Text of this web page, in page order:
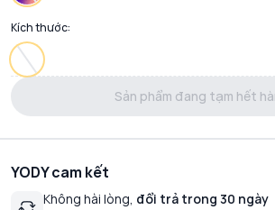
Kích thước:
Sản phẩm đang tạm hết
YODY cam kết
Không hài lòng, đổi trả trong 30 ngày